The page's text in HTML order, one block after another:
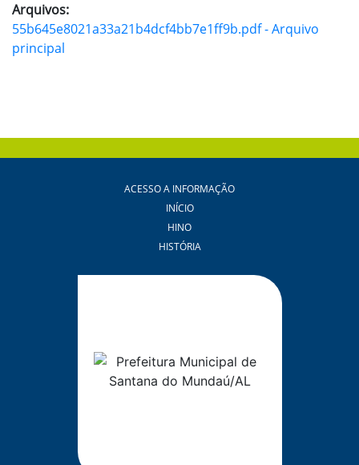
Arquivos:
55b645e8021a33a21b4dcf4bb7e1ff9b.pdf - Arquivo
principal
ACESSO A INFORMAÇÃO
INÍCIO
HINO
HISTÓRIA